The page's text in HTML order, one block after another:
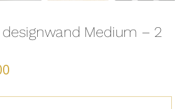
Medium – 2